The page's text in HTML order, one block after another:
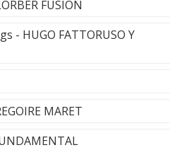
FUSION
- HUGO FATTORUSO Y
MARET